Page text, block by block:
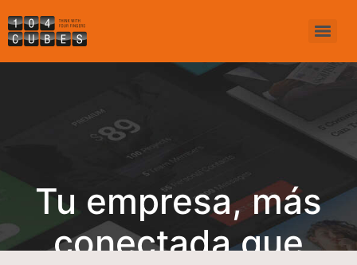
Tu empresa, más
conectada que